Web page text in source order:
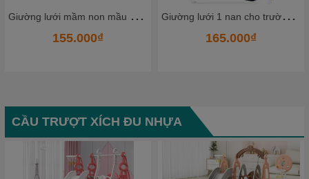
G
iường lưới mầm non mầu sọc xanh trắng - không nan
155.000₫
G
iường lưới 1 nan cho trường mầm non
165.000₫
CẦU TRƯỢT XÍCH ĐU NHỰA